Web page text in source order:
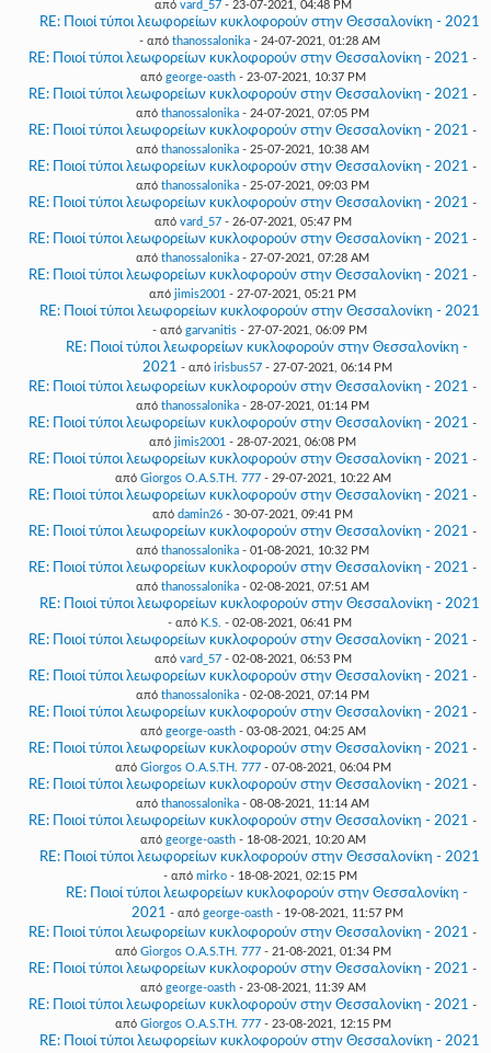
από vard_57- 23-07-2021, 04:48 PM
RE: Ποιοί τύποι λεωφορείων κυκλοφορούν στην Θεσσαλονίκη - 2021
- από thanossalonika - 24-07-2021, 01:28 AM
RE: Ποιοί τύποι λεωφορείων κυκλοφορούν στην Θεσσαλονίκη - 2021 -
από george-oasth- 23-07-2021, 10:37 PM
RE: Ποιοί τύποι λεωφορείων κυκλοφορούν στην Θεσσαλονίκη - 2021 -
από thanossalonika - 24-07-2021, 07:05 PM
RE: Ποιοί τύποι λεωφορείων κυκλοφορούν στην Θεσσαλονίκη - 2021 -
από thanossalonika - 25-07-2021, 10:38 AM
RE: Ποιοί τύποι λεωφορείων κυκλοφορούν στην Θεσσαλονίκη - 2021 -
από thanossalonika - 25-07-2021, 09:03 PM
RE: Ποιοί τύποι λεωφορείων κυκλοφορούν στην Θεσσαλονίκη - 2021 -
από vard_57- 26-07-2021, 05:47 PM
RE: Ποιοί τύποι λεωφορείων κυκλοφορούν στην Θεσσαλονίκη - 2021 -
από thanossalonika - 27-07-2021, 07:28 AM
RE: Ποιοί τύποι λεωφορείων κυκλοφορούν στην Θεσσαλονίκη - 2021 -
από jimis2001 - 27-07-2021, 05:21 PM
RE: Ποιοί τύποι λεωφορείων κυκλοφορούν στην Θεσσαλονίκη - 2021
- από garvanitis - 27-07-2021, 06:09 PM
RE: Ποιοί τύποι λεωφορείων κυκλοφορούν στην Θεσσαλονίκη -
2021 - από irisbus57- 27-07-2021, 06:14 PM
RE: Ποιοί τύποι λεωφορείων κυκλοφορούν στην Θεσσαλονίκη - 2021 -
από thanossalonika - 28-07-2021, 01:14 PM
RE: Ποιοί τύποι λεωφορείων κυκλοφορούν στην Θεσσαλονίκη - 2021 -
από jimis2001 - 28-07-2021, 06:08 PM
RE: Ποιοί τύποι λεωφορείων κυκλοφορούν στην Θεσσαλονίκη - 2021 -
από Giorgos O.A.S.TH. 777- 29-07-2021, 10:22 AM
RE: Ποιοί τύποι λεωφορείων κυκλοφορούν στην Θεσσαλονίκη - 2021 -
από damin26 - 30-07-2021, 09:41 PM
RE: Ποιοί τύποι λεωφορείων κυκλοφορούν στην Θεσσαλονίκη - 2021 -
από thanossalonika - 01-08-2021, 10:32 PM
RE: Ποιοί τύποι λεωφορείων κυκλοφορούν στην Θεσσαλονίκη - 2021 -
από thanossalonika - 02-08-2021, 07:51 AM
RE: Ποιοί τύποι λεωφορείων κυκλοφορούν στην Θεσσαλονίκη - 2021
- από K.S. - 02-08-2021, 06:41 PM
RE: Ποιοί τύποι λεωφορείων κυκλοφορούν στην Θεσσαλονίκη - 2021 -
από vard_57- 02-08-2021, 06:53 PM
RE: Ποιοί τύποι λεωφορείων κυκλοφορούν στην Θεσσαλονίκη - 2021 -
από thanossalonika - 02-08-2021, 07:14 PM
RE: Ποιοί τύποι λεωφορείων κυκλοφορούν στην Θεσσαλονίκη - 2021 -
από george-oasth- 03-08-2021, 04:25 AM
RE: Ποιοί τύποι λεωφορείων κυκλοφορούν στην Θεσσαλονίκη - 2021 -
από Giorgos O.A.S.TH. 777- 07-08-2021, 06:04 PM
RE: Ποιοί τύποι λεωφορείων κυκλοφορούν στην Θεσσαλονίκη - 2021 -
από thanossalonika - 08-08-2021, 11:14 AM
RE: Ποιοί τύποι λεωφορείων κυκλοφορούν στην Θεσσαλονίκη - 2021 -
από george-oasth- 18-08-2021, 10:20 AM
RE: Ποιοί τύποι λεωφορείων κυκλοφορούν στην Θεσσαλονίκη - 2021
- από mirko- 18-08-2021, 02:15 PM
RE: Ποιοί τύποι λεωφορείων κυκλοφορούν στην Θεσσαλονίκη -
2021 - από george-oasth- 19-08-2021, 11:57 PM
RE: Ποιοί τύποι λεωφορείων κυκλοφορούν στην Θεσσαλονίκη - 2021 -
από Giorgos O.A.S.TH. 777- 21-08-2021, 01:34 PM
RE: Ποιοί τύποι λεωφορείων κυκλοφορούν στην Θεσσαλονίκη - 2021 -
από george-oasth- 23-08-2021, 11:39 AM
RE: Ποιοί τύποι λεωφορείων κυκλοφορούν στην Θεσσαλονίκη - 2021 -
από Giorgos O.A.S.TH. 777- 23-08-2021, 12:15 PM
RE: Ποιοί τύποι λεωφορείων κυκλοφορούν στην Θεσσαλονίκη - 2021